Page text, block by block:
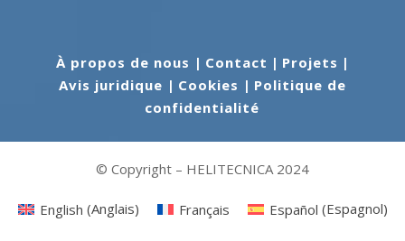
À propos de nous | Contact | Projets |
Avis juridique | Cookies | Politique de
confidentialité
© Copyright – HELITECNICA 2024
English (Anglais) Français Español (Espagnol)